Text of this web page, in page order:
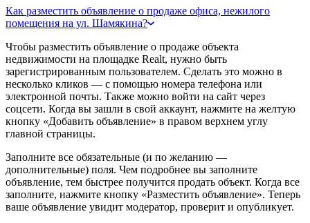
Как разместить объявление о продаже офиса, нежилого
помещения на ул. Шамякина?
Чтобы разместить объявление о продаже объекта
недвижимости на площадке Realt, нужно быть
зарегистрированным пользователем. Сделать это можно в
несколько кликов — с помощью номера телефона или
электронной почты. Также можно войти на сайт через
соцсети. Когда вы зашли в свой аккаунт, нажмите на желтую
кнопку «Добавить объявление» в правом верхнем углу
главной страницы.
Заполните все обязательные (и по желанию —
дополнительные) поля. Чем подробнее вы заполните
объявление, тем быстрее получится продать объект. Когда все
заполните, нажмите кнопку «Разместить объявление». Теперь
ваше объявление увидит модератор, проверит и опубликует.